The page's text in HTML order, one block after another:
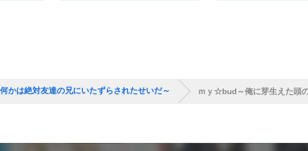
かは絶対友達の兄にいたずらされたせいだ～ ｍｙ☆bud～俺に芽生えた頭